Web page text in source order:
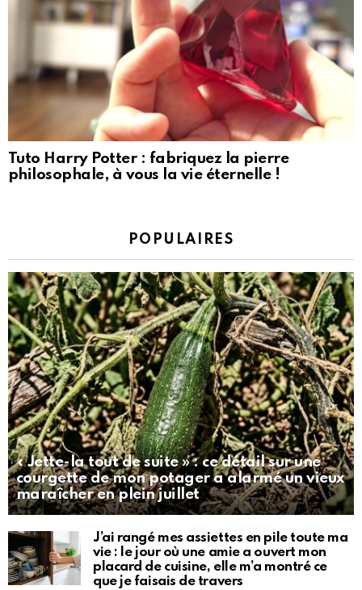
Tuto Harry Potter : fabriquez la pierre
philosophale, à vous la vie éternelle !
POPULAIRES
« Jette-la tout de suite » : ce détail sur une
courgette de mon potager a alarmé un vieux
maraîcher en plein juillet
J’ai rangé mes assiettes en pile toute ma
vie : le jour où une amie a ouvert mon
placard de cuisine, elle m’a montré ce
que je faisais de travers